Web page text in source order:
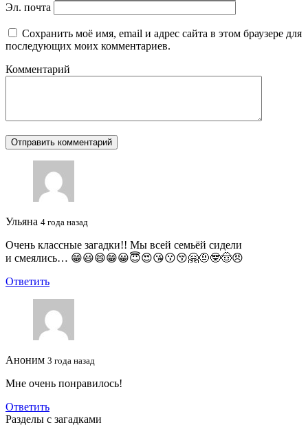
Эл. почта
Сохранить моё имя, email и адрес сайта в этом браузере для
последующих моих комментариев.
Комментарий
Ульяна 4 года назад
Очень классные загадки!! Мы всей семьёй сидели
и смеялись… 😁😃😄😁😀😇😍😘😗😚🤗🤨🤓🤠😠
Ответить
Аноним 3 года назад
Мне очень понравилось!
Ответить
Разделы с загадками